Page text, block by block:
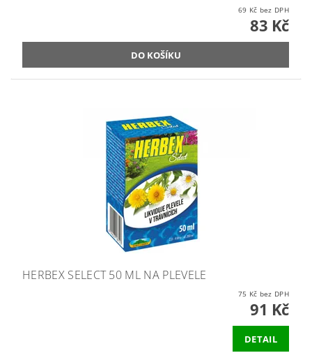
69 Kč bez DPH
83 Kč
HERBEX SELECT 50 ML NA PLEVELE
75 Kč bez DPH
91 Kč
DETAIL